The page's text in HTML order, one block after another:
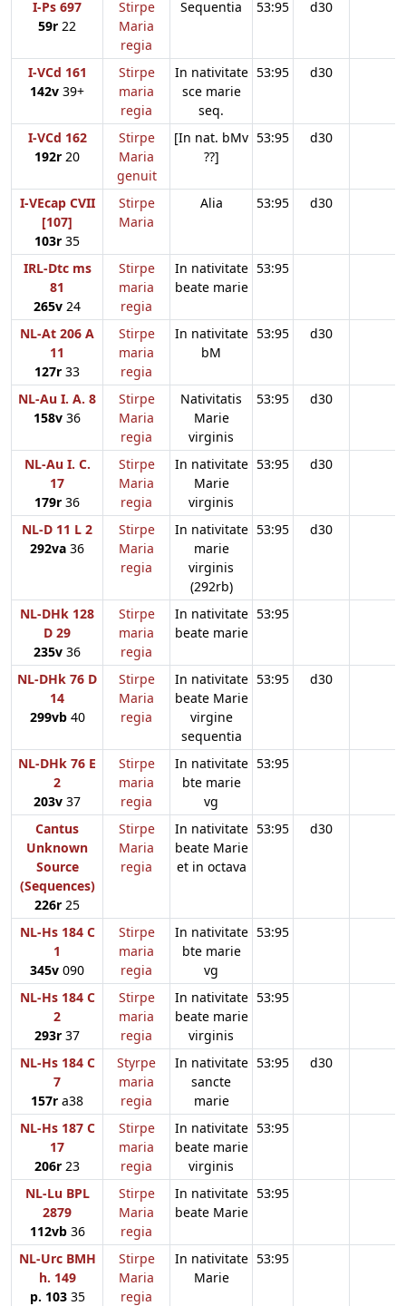
I-Ps 697
59r 22
Stirpe
Maria
regia
Sequentia 53:95 d30
I-VCd 161
142v 39+
Stirpe
maria
regia
In nativitate
sce marie
seq.
53:95 d30
I-VCd 162
192r 20
Stirpe
Maria
genuit
[In nat. bMv
??]
53:95 d30
I-VEcap CVII
[107]
103r 35
Stirpe
Maria
Alia 53:95 d30
IRL-Dtc ms
81
265v 24
Stirpe
maria
regia
In nativitate
beate marie
53:95
NL-At 206 A
11
127r 33
Stirpe
maria
regia
In nativitate
bM
53:95 d30
NL-Au I. A. 8
158v 36
Stirpe
Maria
regia
Nativitatis
Marie
virginis
53:95 d30
NL-Au I. C.
17
179r 36
Stirpe
Maria
regia
In nativitate
Marie
virginis
53:95 d30
NL-D 11 L 2
292va 36
Stirpe
Maria
regia
In nativitate
marie
virginis
(292rb)
53:95 d30
NL-DHk 128
D 29
235v 36
Stirpe
maria
regia
In nativitate
beate marie
53:95
NL-DHk 76 D
14
299vb40
Stirpe
Maria
regia
In nativitate
beate Marie
virgine
sequentia
53:95 d30
NL-DHk 76 E
2
203v 37
Stirpe
maria
regia
In nativitate
bte marie
vg
53:95
Cantus
Unknown
Source
(Sequences)
226r 25
Stirpe
Maria
regia
In nativitate
beate Marie
et in octava
53:95 d30
NL-Hs 184 C
1
345v 090
Stirpe
maria
regia
In nativitate
bte marie
vg
53:95
NL-Hs 184 C
2
293r 37
Stirpe
maria
regia
In nativitate
beate marie
virginis
53:95
NL-Hs 184 C
7
157r a38
Styrpe
maria
regia
In nativitate
sancte
marie
53:95 d30
NL-Hs 187 C
17
206r 23
Stirpe
maria
regia
In nativitate
beate marie
virginis
53:95
NL-Lu BPL
2879
112vb36
Stirpe
Maria
regia
In nativitate
beate Marie
53:95
NL-Urc BMH
h. 149
p. 10335
Stirpe
Maria
regia
In nativitate
Marie
53:95